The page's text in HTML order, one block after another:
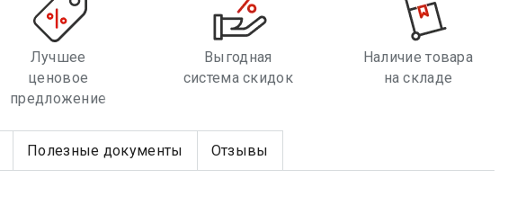
Лучшее
ценовое
предложение
Выгодная
система скидок
Наличие товара
на складе
Полезные документы Отзывы